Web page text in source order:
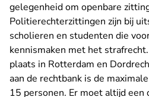
gelegenheid om openbare
Politierechterzittingen zijn bij
scholieren en studenten die
kennismaken met het
plaats in Rotterdam en
aan de rechtbank is de
15 personen. Er moet altijd een